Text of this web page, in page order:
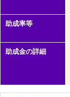
助成率等
助成金の詳細